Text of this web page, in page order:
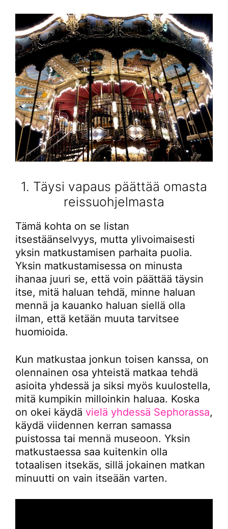
1. Täysi vapaus päättää omasta
reissuohjelmasta
Tämä kohta on se listan
itsestäänselvyys, mutta ylivoimaisesti
yksin matkustamisen parhaita puolia.
Yksin matkustamisessa on minusta
ihanaa juuri se, että voin päättää täysin
itse, mitä haluan tehdä, minne haluan
mennä ja kauanko haluan siellä olla
ilman, että ketään muuta tarvitsee
huomioida.
Kun matkustaa jonkun toisen kanssa, on
olennainen osa yhteistä matkaa tehdä
asioita yhdessä ja siksi myös kuulostella,
mitä kumpikin milloinkin haluaa. Koska
on okei käydä vielä yhdessä Sephorassa,
käydä viidennen kerran samassa
puistossa tai mennä museoon. Yksin
matkustaessa saa kuitenkin olla
totaalisen itsekäs, sillä jokainen matkan
minuutti on vain itseään varten.